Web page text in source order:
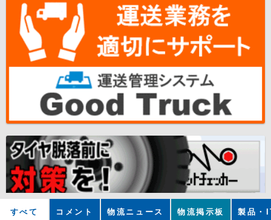
すべて コメント 物流ニュース 物流掲示板 製品・